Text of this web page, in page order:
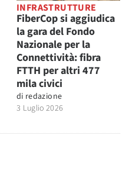
INFRASTRUTTURE
FiberCop si aggiudica
la gara del Fondo
Nazionale per la
Connettività: fibra
FTTH per altri 477
mila civici
di redazione
3 Luglio 2026